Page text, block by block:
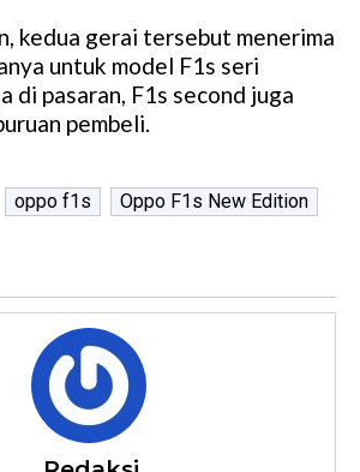
kedua gerai tersebut menerima
untuk model F1s seri
di pasaran, F1s second juga
pembeli.
oppo f1s Oppo F1s New Edition